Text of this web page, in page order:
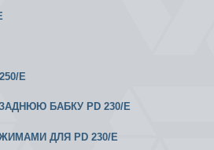
E
БАБКУ PD 230/E
ДЛЯ PD 230/E